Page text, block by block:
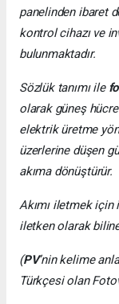
panelinden ibaret
kontrol cihazı ve
bulunmaktadır.
Sözlük tanımı ile
olarak güneş
elektrik üretme
üzerlerine düşen
akıma dönüştürür.
Akımı iletmek için
iletken olarak
(PV’nin kelime
Türkçesi olan